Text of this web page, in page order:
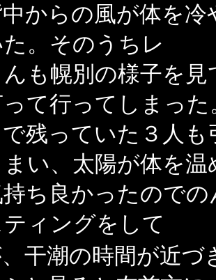
中からの風が体を冷
。そのうちレ
も幌別の様子を見
て行ってしまった
残っていた３人も
い、太陽が体を温
ち良かったのでの
ィングをして
干潮の時間が近